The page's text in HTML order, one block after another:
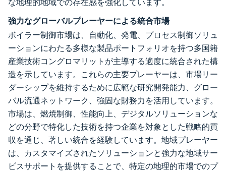
な地理的地域での存在感を強化しています。
強力なグローバルプレーヤーによる統合市場
ボイラー制御市場は、自動化、発電、プロセス制御ソリュ
ーションにわたる多様な製品ポートフォリオを持つ多国籍
産業技術コングロマリットが主導する適度に統合された構
造を示しています。これらの主要プレーヤーは、市場リー
ダーシップを維持するために広範な研究開発能力、グロー
バル流通ネットワーク、強固な財務力を活用しています。
市場は、燃焼制御、性能向上、デジタルソリューションな
どの分野で特化した技術を持つ企業を対象とした戦略的買
収を通じ、著しい統合を経験しています。地域プレーヤー
は、カスタマイズされたソリューションと強力な地域サー
ビスサポートを提供することで、特定の地理的市場でのプ